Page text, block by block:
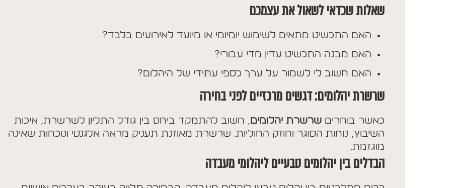
שאלות שכדאי לשאול את עצמכם
האם התכשיט מתאים לשימוש יומיומי או מיועד לאירועים בלבד?
האם מבנה התכשיט עדין מדי עבורי?
האם חשוב לי לשמור על ערך כספי עתידי של היהלום?
שרשרת יהלומים: דגשים מרכזיים לפני בחירה
כאשר בוחרים שרשרת יהלומים, חשוב להתמקד ביחס בין גודל התליון לשרשרת, איכות
השיבוץ, נוחות הסוגר וחוזק החוליות. שרשרת מאוזנת תעניק מראה אלגנטי ונוכחות שאינה
מוגזמת.
הבדלים בין יהלומים טבעיים ליהלומי מעבדה